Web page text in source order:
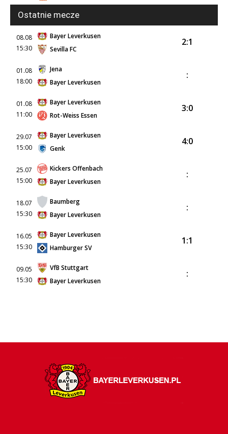
Ostatnie mecze
08.08
15:30
Bayer Leverkusen
Sevilla FC
2:1
01.08
18:00
Jena
Bayer Leverkusen
:
01.08
11:00
Bayer Leverkusen
Rot-Weiss Essen
3:0
29.07
15:00
Bayer Leverkusen
Genk
4:0
25.07
15:00
Kickers Offenbach
Bayer Leverkusen
:
18.07
15:30
Baumberg
Bayer Leverkusen
:
16.05
15:30
Bayer Leverkusen
Hamburger SV
1:1
09.05
15:30
VfB Stuttgart
Bayer Leverkusen
: